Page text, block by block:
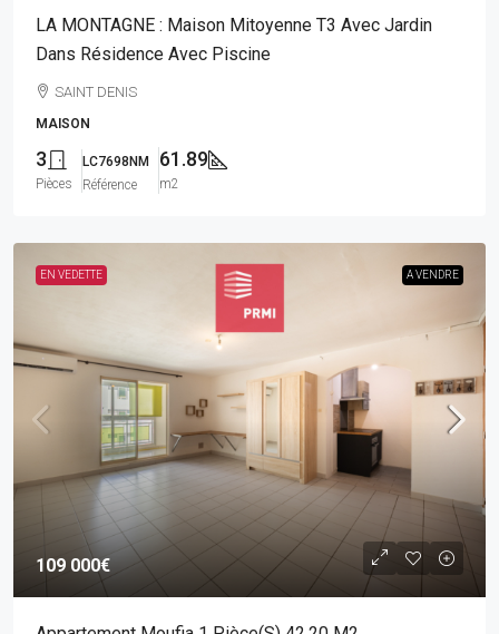
LA MONTAGNE : Maison Mitoyenne T3 Avec Jardin
Dans Résidence Avec Piscine
SAINT DENIS
MAISON
3
Pièces
LC7698NM
Référence
61.89
m2
EN VEDETTE A VENDRE
109 000€